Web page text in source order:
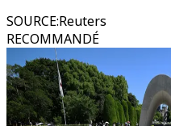
SOURCE:Reuters
RECOMMANDÉ